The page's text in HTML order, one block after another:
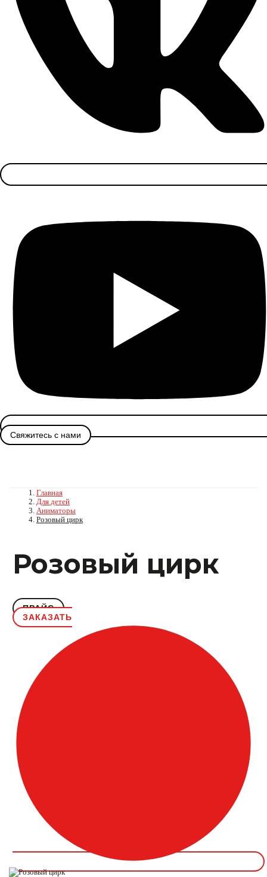
Свяжитесь с нами
Главная
Для детей
Аниматоры
Розовый цирк
Розовый цирк
ПРАЙС
ЗАКАЗАТЬ